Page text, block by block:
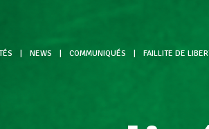
NEWS COMMUNIQUÉS
FAILLITE DE